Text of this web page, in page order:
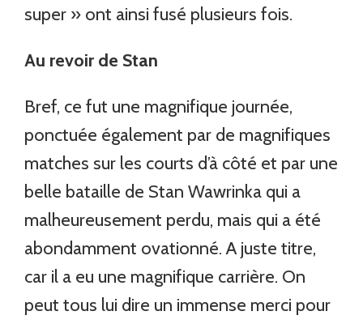
super » ont ainsi fusé plusieurs fois.
Au revoir de Stan
Bref, ce fut une magnifique journée,
ponctuée également par de magnifiques
matches sur les courts d’à côté et par une
belle bataille de Stan Wawrinka qui a
malheureusement perdu, mais qui a été
abondamment ovationné. A juste titre,
car il a eu une magnifique carrière. On
peut tous lui dire un immense merci pour